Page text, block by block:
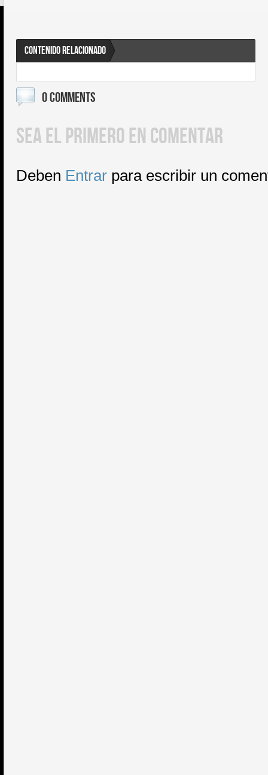
CONTENIDO RELACIONADO
0 COMMENTS
SEA EL PRIMERO EN COMENTAR
Deben Entrar para escribir un